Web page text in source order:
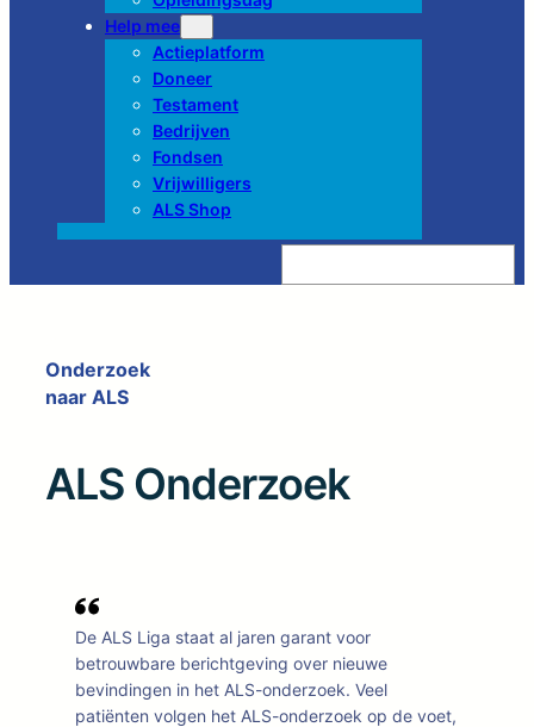
Help mee
Actieplatform
Doneer
Testament
Bedrijven
Fondsen
Vrijwilligers
ALS Shop
Z
e
Onderzoek
naar ALS
ALS Onderzoek
De ALS Liga staat al jaren garant voor
betrouwbare berichtgeving over nieuwe
bevindingen in het ALS-onderzoek. Veel
patiënten volgen het ALS-onderzoek op de voet,